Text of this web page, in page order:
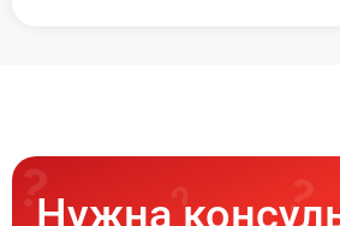
Нужна